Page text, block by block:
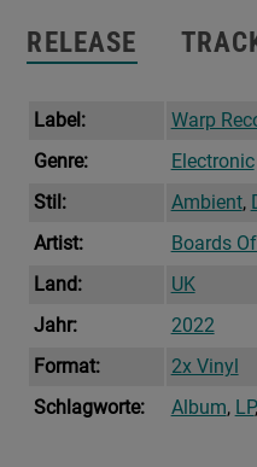
Children
RELEASE
Label:
Warp
Genre:
Electronic
Stil:
Ambient,
Artist:
Boards
Land:
UK
Jahr:
2022
Format:
2x Vinyl
Schlagworte:
Album, LP,